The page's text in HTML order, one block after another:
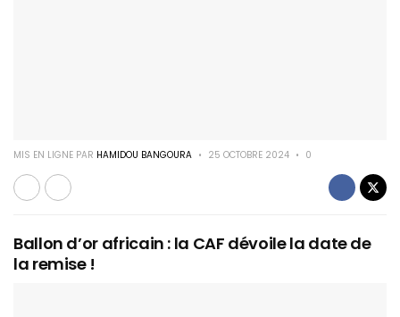
MIS EN LIGNE PAR HAMIDOU BANGOURA 25 OCTOBRE 2024 0
Ballon d’or africain : la CAF dévoile la date de
la remise !